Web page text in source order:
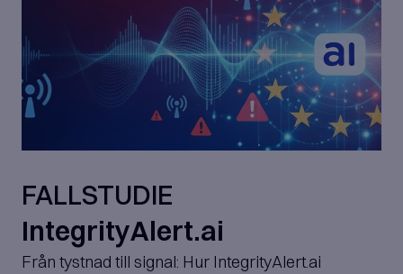
FALLSTUDIE
IntegrityAlert.ai
Från tystnad till signal: Hur IntegrityAlert.ai